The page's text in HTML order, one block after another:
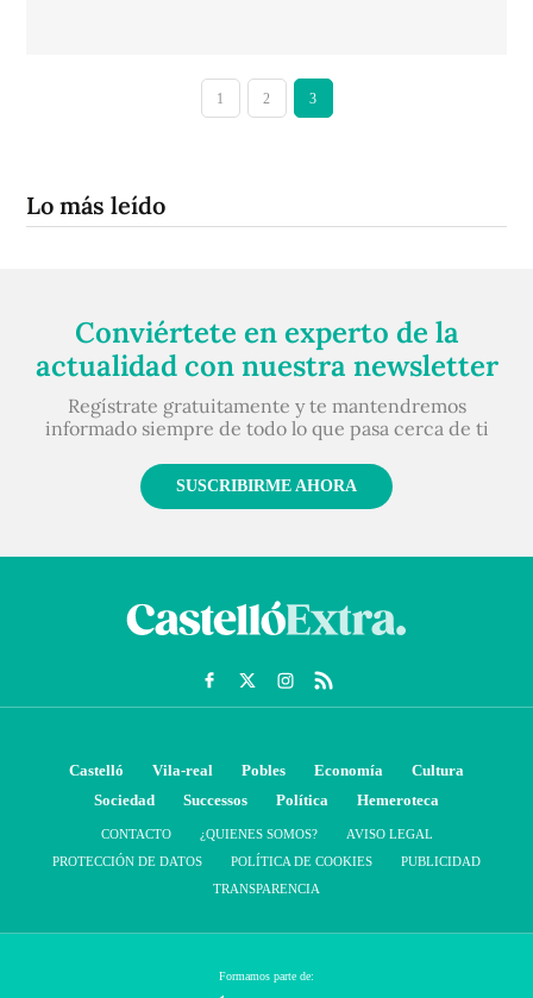
1 2 3
Lo más leído
Conviértete en experto de la
actualidad con nuestra newsletter
Regístrate gratuitamente y te mantendremos
informado siempre de todo lo que pasa cerca de ti
SUSCRIBIRME AHORA
Castelló Vila-real Pobles Economía
Cultura
Sociedad
Successos Política Hemeroteca
CONTACTO ¿QUIENES SOMOS?
AVISO LEGAL
PROTECCIÓN DE DATOS
POLÍTICA DE COOKIES
PUBLICIDAD
TRANSPARENCIA
Formamos parte de: